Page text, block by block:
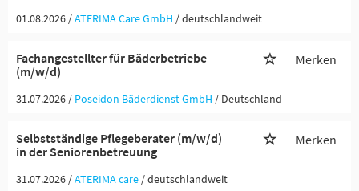
01.08.2026 /ATERIMA Care GmbH / deutschlandweit
Fachangestellter für Bäderbetriebe
(m/w/d)
Merken
31.07.2026 / Poseidon Bäderdienst GmbH / Deutschland
Selbstständige Pflegeberater (m/w/d)
in der Seniorenbetreuung
Merken
31.07.2026 /ATERIMA care / deutschlandweit